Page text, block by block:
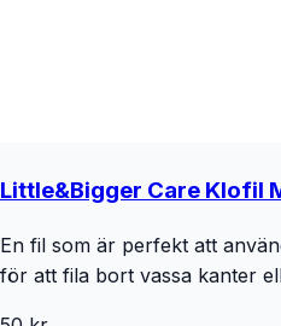
Little&Bigger Care Klofil
En fil som är perfekt att
för att fila bort vassa kanter